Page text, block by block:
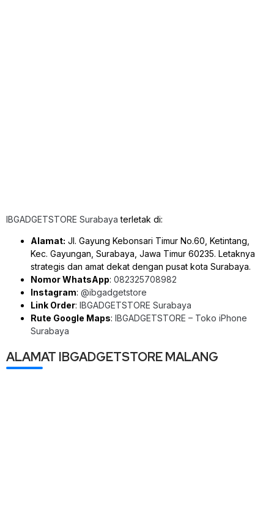
IBGADGETSTORE Surabaya terletak di:
Alamat: Jl. Gayung Kebonsari Timur No.60, Ketintang,
Kec. Gayungan, Surabaya, Jawa Timur 60235. Letaknya
strategis dan amat dekat dengan pusat kota Surabaya.
Nomor WhatsApp: 082325708982
Instagram: @ibgadgetstore
Link Order: IBGADGETSTORE Surabaya
Rute Google Maps: IBGADGETSTORE – Toko iPhone
Surabaya
ALAMAT IBGADGETSTORE MALANG